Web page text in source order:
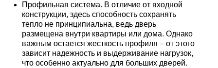
Профильная система. В отличие от входной
конструкции, здесь способность сохранять
тепло не принципиальна, ведь дверь
размещена внутри квартиры или дома. Однако
важным остается жесткость профиля – от этого
зависит надежность и выдерживание нагрузок,
что особенно актуально для больших дверей.